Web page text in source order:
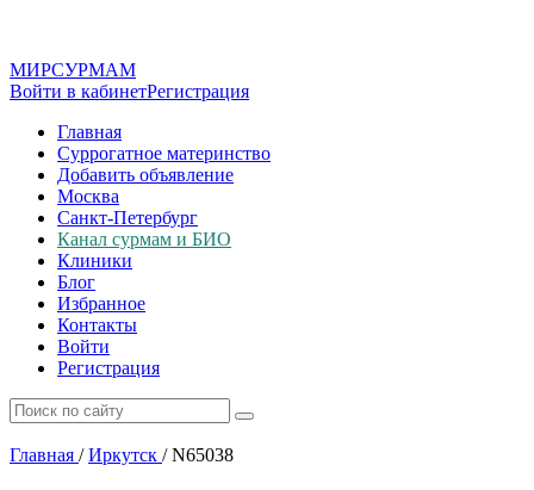
МИРСУРМАМ
Войти в кабинетРегистрация
Главная
Суррогатное материнство
Добавить объявление
Москва
Санкт-Петербург
Канал сурмам и БИО
Клиники
Блог
Избранное
Контакты
Войти
Регистрация
Главная / Иркутск /N65038